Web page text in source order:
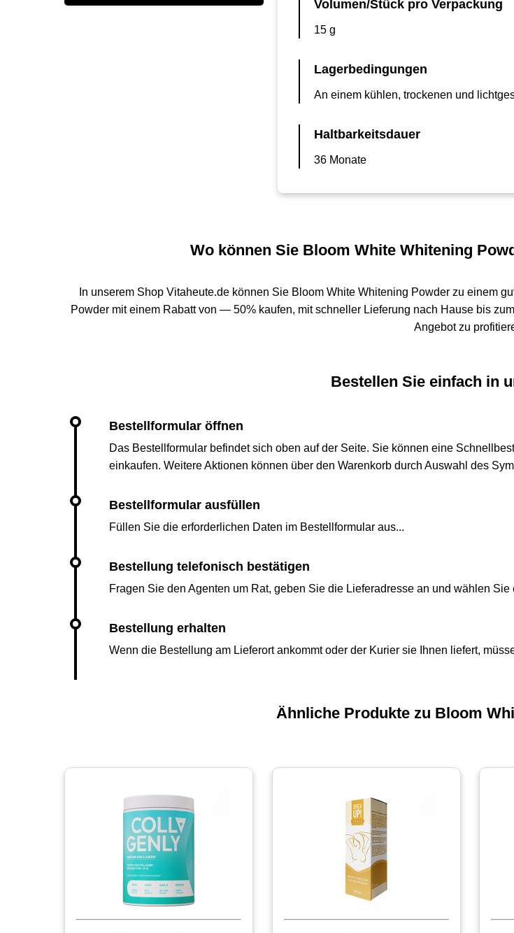
Volumen/Stück pro Verpackung
15 g
Lagerbedingungen
An einem kühlen, trockenen und
Haltbarkeitsdauer
36 Monate
Wo können Sie Bloom White Whitening
In unserem Shop Vitaheute.de können Sie Bloom White Whitening Powder zu einem
Powder mit einem Rabatt von — 50% kaufen, mit schneller Lieferung nach Hause bis
Angebot zu
Bestellen Sie einfach in
Das Bestellformular befindet sich oben auf der Seite. Sie können eine
einkaufen. Weitere Aktionen können über den Warenkorb durch Auswahl des
Füllen Sie die erforderlichen Daten im Bestellformular aus...
Fragen Sie den Agenten um Rat, geben Sie die Lieferadresse an und wählen
Wenn die Bestellung am Lieferort ankommt oder der Kurier sie Ihnen liefert,
Ähnliche Produkte zu Bloom